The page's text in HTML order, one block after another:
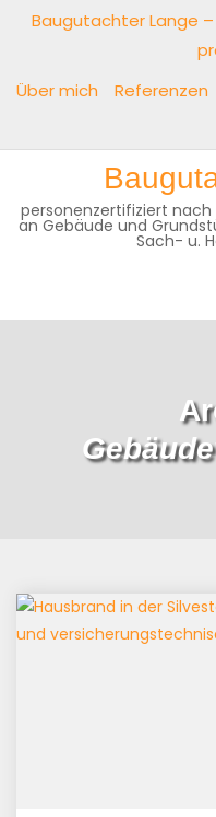
Baugutachter Lange
Über mich
Referenzen
personenzertifiziert nach
an Gebäude und
Sach- u.